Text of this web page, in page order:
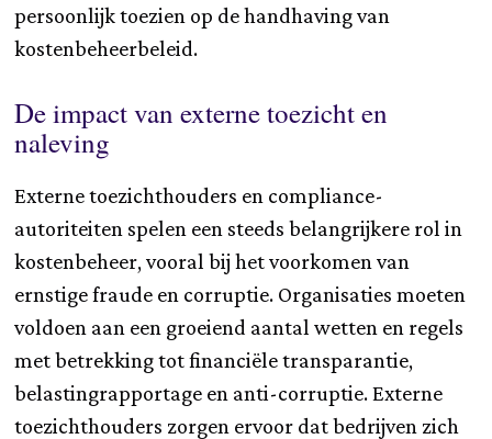
persoonlijk toezien op de handhaving van
kostenbeheerbeleid.
De impact van externe toezicht en
naleving
Externe toezichthouders en compliance-
autoriteiten spelen een steeds belangrijkere rol in
kostenbeheer, vooral bij het voorkomen van
ernstige fraude en corruptie. Organisaties moeten
voldoen aan een groeiend aantal wetten en regels
met betrekking tot financiële transparantie,
belastingrapportage en anti-corruptie. Externe
toezichthouders zorgen ervoor dat bedrijven zich